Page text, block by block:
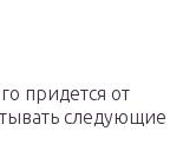
придется от
следующие